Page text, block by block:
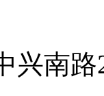
兴南路